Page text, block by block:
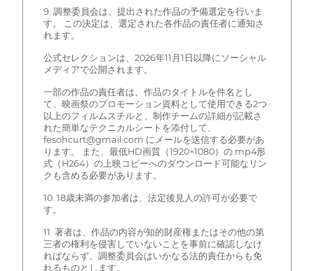
9. 調整委員会は、提出された作品の予備選定を行いま
す。 この決定は、選定された各作品の責任者に通知さ
れます。
公式セレクションは、2026年11月1日以降にソーシャル
メディアで公開されます。
一部の作品の責任者は、作品のタイトルを件名とし
て、映画祭のプロモーション資料として使用できる2つ
以上のフィルムスチルと、制作チームの詳細が記載さ
れた簡単なテクニカルシートを添付して、
fesohcurt@gmail.com にメールを送信する必要があ
ります。 また、最低HD画質（1920×1080）の.mp4形
式（H264）の上映コピーへのダウンロード可能なリン
クも含める必要があります。
10. 18歳未満の参加者は、法定後見人の許可が必要で
す。
11. 著者は、作品の内容が知的財産権またはその他の第
三者の権利を侵害していないことを事前に確認しなけ
ればならず、調整委員会はいかなる法的責任からも免
れるものとします。